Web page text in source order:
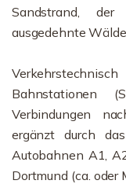
Sandstrand, der
ausgedehnte
Bahnstationen
Verbindungen
ergänzt durch
Autobahnen A1,
Dortmund (ca. oder